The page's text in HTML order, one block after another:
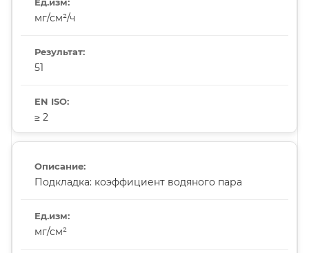
мг/см²/ч
51
≥ 2
Подкладка: коэффициент водяного пара
мг/см²